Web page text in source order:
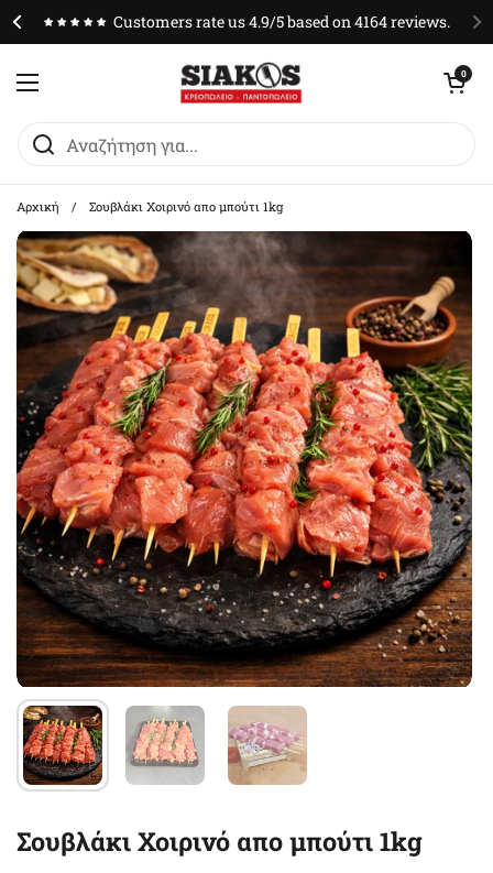
Customers rate us 4.9/5 based on 4164 reviews.
Άνοιγμα μενού
Άνοιγμα0
Αρχική / Σουβλάκι Χοιρινό απο μπούτι 1kg
Σουβλάκι Χοιρινό απο μπούτι 1kg